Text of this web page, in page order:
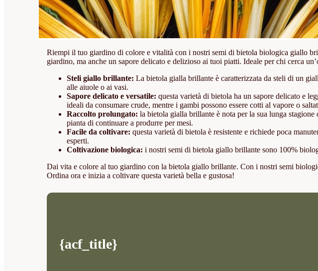
Riempi il tuo giardino di colore e vitalità con i nostri semi di bietola biologica giallo
giardino, ma anche un sapore delicato e delizioso ai tuoi piatti. Ideale per chi cerca
Steli giallo brillante: La bietola gialla brillante è caratterizzata da steli di un
alle aiuole o ai vasi.
Sapore delicato e versatile: questa varietà di bietola ha un sapore delicato e
ideali da consumare crude, mentre i gambi possono essere cotti al vapore o
Raccolto prolungato: la bietola gialla brillante è nota per la sua lunga
pianta di continuare a produrre per mesi.
Facile da coltivare: questa varietà di bietola è resistente e richiede poca
esperti.
Coltivazione biologica: i nostri semi di bietola giallo brillante sono 100%
Dai vita e colore al tuo giardino con la bietola giallo brillante. Con i nostri semi
Ordina ora e inizia a coltivare questa varietà bella e gustosa!
{acf_title}